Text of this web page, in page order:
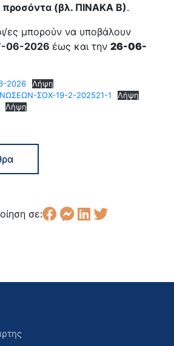
(βλ. ΠΙΝΑΚΑ Β).
ες μπορούν να υποβάλουν
06-2026 έως και την 26-06-
2026
Λήψη
ΣΟΧ-19-2-202521-1
Λήψη
Λήψη
σε: